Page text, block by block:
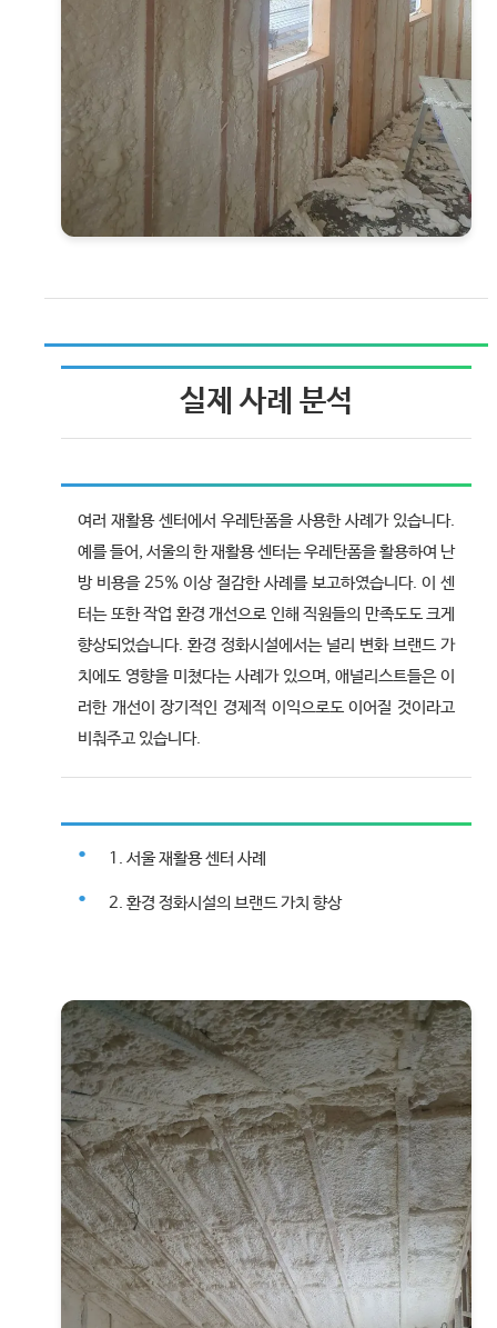
실제 사례 분석
여러 재활용 센터에서 우레탄폼을 사용한 사례가 있습니다.
예를 들어, 서울의 한 재활용 센터는 우레탄폼을 활용하여 난
방 비용을 25% 이상 절감한 사례를 보고하였습니다. 이 센
터는 또한 작업 환경 개선으로 인해 직원들의 만족도도 크게
향상되었습니다. 환경 정화시설에서는 널리 변화 브랜드 가
치에도 영향을 미쳤다는 사례가 있으며, 애널리스트들은 이
러한 개선이 장기적인 경제적 이익으로도 이어질 것이라고
비춰주고 있습니다.
1. 서울 재활용 센터 사례
2. 환경 정화시설의 브랜드 가치 향상